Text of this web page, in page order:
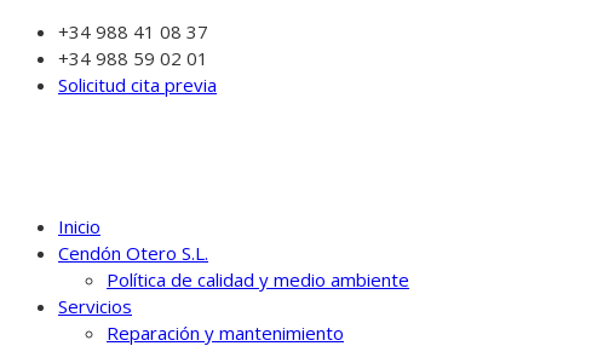
+34 988 41 08 37
+34 988 59 02 01
Solicitud cita previa
Inicio
Cendón Otero S.L.
Política de calidad y medio ambiente
Servicios
Reparación y mantenimiento